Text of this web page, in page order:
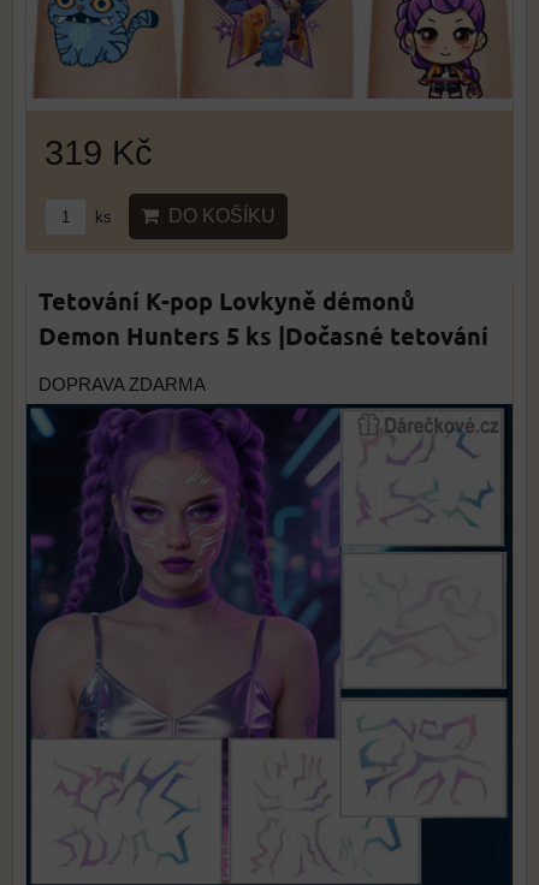
319 Kč
ks DO KOŠÍKU
Tetování K-pop Lovkyně démonů
Demon Hunters 5 ks |Dočasné tetování
DOPRAVA ZDARMA